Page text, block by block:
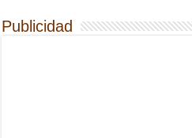
Publicidad